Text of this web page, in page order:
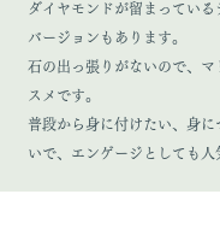
ダイヤモンドが留まってい
バージョンもあります。
石の出っ張りがないので、マ
スメです。
普段から身に付けたい、身に
いで、エンゲージとしても人